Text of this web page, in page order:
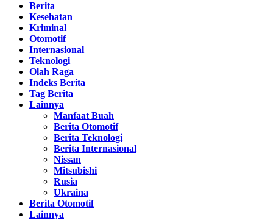
Berita
Kesehatan
Kriminal
Otomotif
Internasional
Teknologi
Olah Raga
Indeks Berita
Tag Berita
Lainnya
Manfaat Buah
Berita Otomotif
Berita Teknologi
Berita Internasional
Nissan
Mitsubishi
Rusia
Ukraina
Berita Otomotif
Lainnya